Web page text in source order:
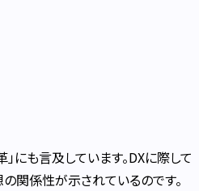
にも言及しています。DXに際して
関係性が示されているのです。